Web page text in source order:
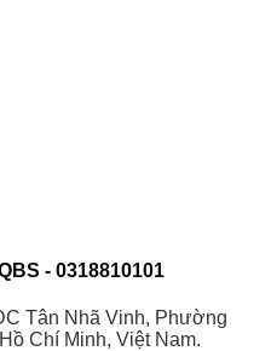
- 0318810101
Tân Nhã Vinh, Phường
Chí Minh, Việt Nam.